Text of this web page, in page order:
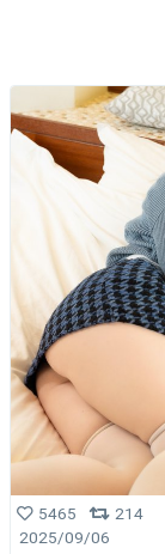
5465
214
2025/09/06